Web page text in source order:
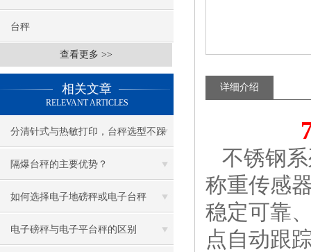
台秤
查看更多 >>
相关文章
RELEVANT ARTICLES
分清针式与热敏打印，台秤选型不踩
坑
隔爆台秤的主要优势？
如何选择电子地磅秤或电子台秤
电子磅秤与电子平台秤的区别
详细介绍
不锈钢系
称重传感
稳定可靠
点自动跟